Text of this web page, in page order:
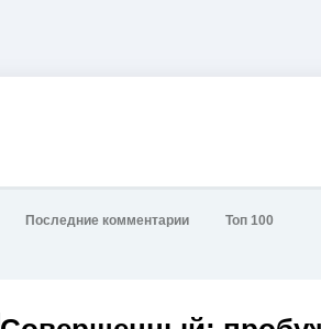
Последние комментарии Топ 100